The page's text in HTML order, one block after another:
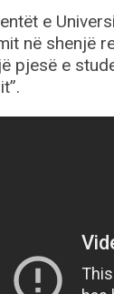
e
në shenjë
pjesë e